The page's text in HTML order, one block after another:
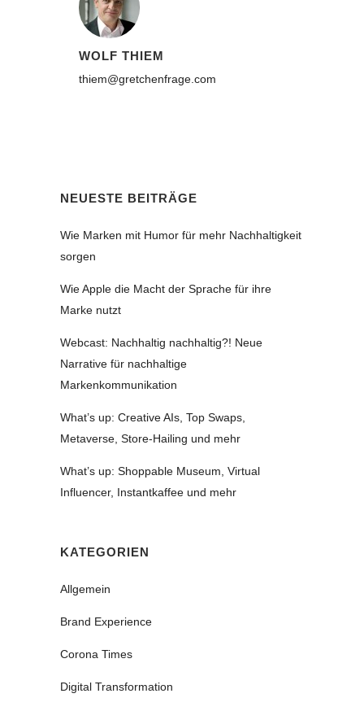
WOLF THIEM
thiem@gretchenfrage.com
NEUESTE BEITRÄGE
Wie Marken mit Humor für mehr Nachhaltigkeit
sorgen
Wie Apple die Macht der Sprache für ihre
Marke nutzt
Webcast: Nachhaltig nachhaltig?! Neue
Narrative für nachhaltige
Markenkommunikation
What’s up: Creative AIs, Top Swaps,
Metaverse, Store-Hailing und mehr
What’s up: Shoppable Museum, Virtual
Influencer, Instantkaffee und mehr
KATEGORIEN
Allgemein
Brand Experience
Corona Times
Digital Transformation